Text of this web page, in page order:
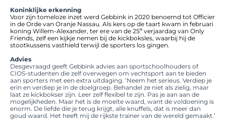
Koninklijke erkenning
Voor zijn tomeloze inzet werd Gebbink in 2020 benoemd tot Officier
in de Orde van Oranje Nassau. Als kers op de taart kwam in februari
koning Willem-Alexander, ter ere van de 25e verjaardag van Only
Friends, zelf een kijkje nemen bij de kickboksles, waarbij hij de
stootkussens vasthield terwijl de sporters los gingen.
Advies
Desgevraagd geeft Gebbink advies aan sportschoolhouders of
CIOS-studenten die zelf overwegen om vechtsport aan te bieden
aan sporters met een extra uitdaging. ‘Neem het serieus. Verdiep je
erin en verdiep je in de doelgroep. Behandel ze niet als zielig, maar
laat ze kickbokser zijn. Leer zelf flexibel te zijn. Pas je aan aan de
mogelijkheden. Maar het is de moeite waard, want de voldoening is
enorm. De liefde die je terug krijgt, alle knuffels, dat is meer dan
goud waard. Het heeft mij de rijkste trainer van de wereld gemaakt.’